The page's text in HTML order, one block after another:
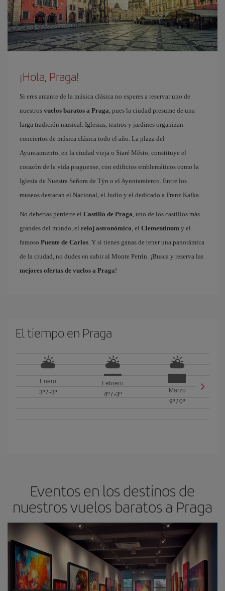
¡Hola, Praga!
Si eres amante de la música clásica no esperes a reservar uno de
nuestros vuelos baratos a Praga, pues la ciudad presume de una
larga tradición musical. Iglesias, teatros y jardines organizan
conciertos de música clásica todo el año. La plaza del
Ayuntamiento, en la ciudad vieja o Staré Město, constituye el
corazón de la vida praguense, con edificios emblemáticos como la
Iglesia de Nuestra Señora de Týn o el Ayuntamiento. Entre los
museos destacan el Nacional, el Judío y el dedicado a Franz Kafka.
No deberías perderte el Castillo de Praga, uno de los castillos más
grandes del mundo, el reloj astronómico, el Clementinum y el
famoso Puente de Carlos. Y si tienes ganas de tener una panorámica
de la ciudad, no dudes en subir al Monte Petrin. ¡Busca y reserva las
mejores ofertas de vuelos a Praga!
El tiempo en Praga
Enero
3º/ -3º
Febrero
4º/ -3º
Marzo
9º /0º
Eventos en los destinos de
nuestros vuelos baratos a Praga